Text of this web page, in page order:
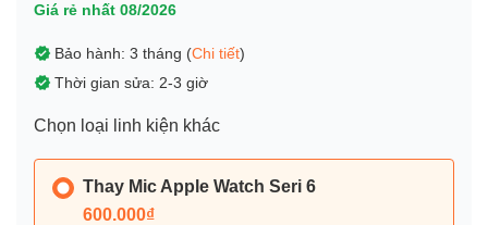
Giá rẻ nhất 08/2026
Bảo hành: 3 tháng (Chi tiết)
Thời gian sửa: 2-3 giờ
Chọn loại linh kiện khác
Thay Mic Apple Watch Seri 6
600.000₫